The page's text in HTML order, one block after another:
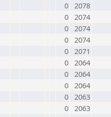
0 2078
0 2074
0 2074
0 2074
0 2071
0 2064
0 2064
0 2064
0 2063
0 2063